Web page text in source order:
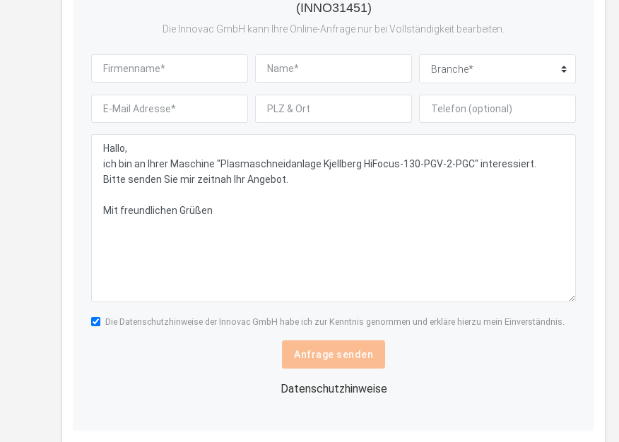
(INNO31451)
Die Innovac GmbH kann Ihre Online-Anfrage nur bei Vollständigkeit bearbeiten.
Die Datenschutzhinweise der Innovac GmbH habe ich zur Kenntnis genommen und erkläre hierzu mein Einverständnis.
Anfrage senden
Datenschutzhinweise